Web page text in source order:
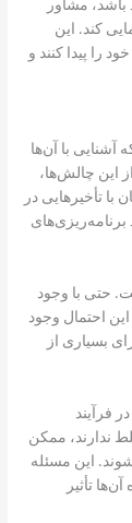
باشد، مشاور
کند. این
را پیدا کنند و
با آن‌ها
این چالش‌ها،
تأخیرهایی در
حتی با وجود
احتمال وجود
بسیاری از
فرآیند
ندارند، ممکن
این مسئله
تأثیر